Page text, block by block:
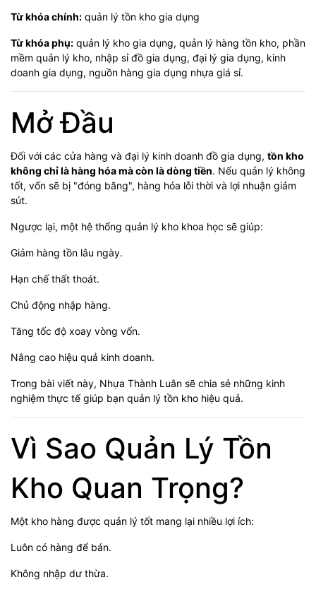
Từ khóa chính: quản lý tồn kho gia dụng
Từ khóa phụ: quản lý kho gia dụng, quản lý hàng tồn kho, phần
mềm quản lý kho, nhập sỉ đồ gia dụng, đại lý gia dụng, kinh
doanh gia dụng, nguồn hàng gia dụng nhựa giá sỉ.
Mở Đầu
Đối với các cửa hàng và đại lý kinh doanh đồ gia dụng, tồn kho
không chỉ là hàng hóa mà còn là dòng tiền. Nếu quản lý không
tốt, vốn sẽ bị "đóng băng", hàng hóa lỗi thời và lợi nhuận giảm
sút.
Ngược lại, một hệ thống quản lý kho khoa học sẽ giúp:
Giảm hàng tồn lâu ngày.
Hạn chế thất thoát.
Chủ động nhập hàng.
Tăng tốc độ xoay vòng vốn.
Nâng cao hiệu quả kinh doanh.
Trong bài viết này, Nhựa Thành Luân sẽ chia sẻ những kinh
nghiệm thực tế giúp bạn quản lý tồn kho hiệu quả.
Vì Sao Quản Lý Tồn
Kho Quan Trọng?
Một kho hàng được quản lý tốt mang lại nhiều lợi ích:
Luôn có hàng để bán.
Không nhập dư thừa.